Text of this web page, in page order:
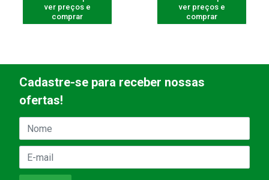
ver preços e
comprar
ver preços e
comprar
Cadastre-se para receber nossas
ofertas!